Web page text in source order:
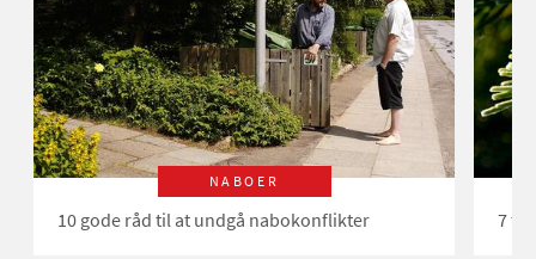
NABOER
10 gode råd til at undgå nabokonflikter 7